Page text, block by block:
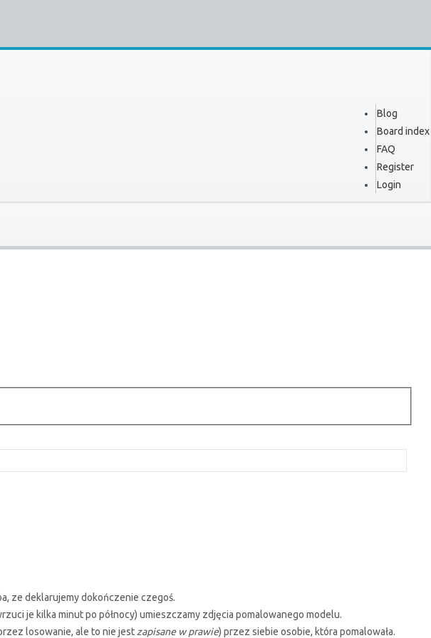
Blog
Board index
FAQ
Register
Login
ze deklarujemy dokończenie czegoś.
je kilka minut po północy) umieszczamy zdjęcia pomalowanego modelu.
losowanie, ale to nie jest zapisane w prawie) przez siebie osobie, która pomalowała.